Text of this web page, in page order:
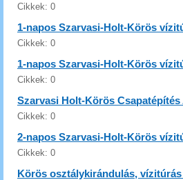
Cikkek: 0
1-napos Szarvasi-Holt-Körös
péntek, vasárnapi vízitúra
Cikkek: 0
1-napos Szarvasi-Holt-Körös
szombati napokon
Cikkek: 0
Szarvasi Holt-Körös Csapatépítés
Cikkek: 0
2-napos Szarvasi-Holt-Körös
Cikkek: 0
Körös osztálykirándulás,